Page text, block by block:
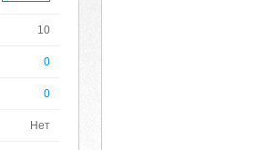
10
0
0
Нет